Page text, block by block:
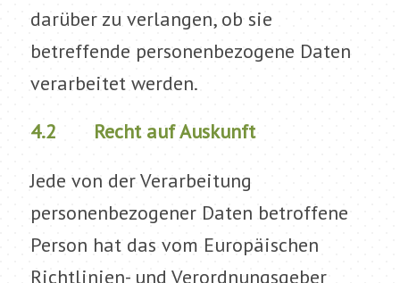
darüber zu verlangen, ob sie
betreffende personenbezogene Daten
verarbeitet werden.
4.2 Recht auf Auskunft
Jede von der Verarbeitung
personenbezogener Daten betroffene
Person hat das vom Europäischen
Richtlinien- und Verordnungsgeber